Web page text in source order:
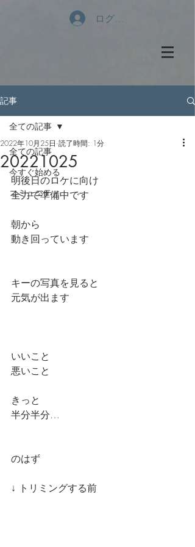
ログイン
記事
全ての記事
今すぐ始める
コミュニティ
全ての記事
20221025
2022年10月25日 読了時間: 1分
明後日のロケに向け
全力で準備中です
朝から
動き回っています
キーの写真を見ると
元気が出ます
いいこと
悪いこと
きっと
半分半分…
のはず
↓ トリミングする前